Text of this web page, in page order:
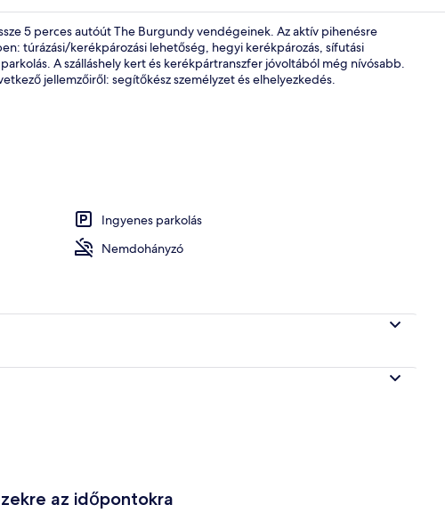
Deluxe
5 perces autóút The Burgundy vendégeinek. Az aktív pihenésre
túrázási/kerékpározási lehetőség, hegyi kerékpározás, sífutási
A szálláshely kert és kerékpártranszfer jóvoltából még nívósabb.
jellemzőiről: segítőkész személyzet és elhelyezkedés.
Ingyenes parkolás
Nemdohányzó
az időpontokra